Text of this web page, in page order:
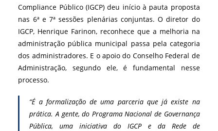
Compliance Público (IGCP) deu início à pauta proposta
nas 6ª e 7ª sessões plenárias conjuntas. O diretor do
IGCP, Henrique Farinon, reconhece que a melhoria na
administração pública municipal passa pela categoria
dos administradores. E o apoio do Conselho Federal de
Administração, segundo ele, é fundamental nesse
processo.
“É a formalização de uma parceria que já existe na
prática. A gente, do Programa Nacional de Governança
Pública, uma iniciativa do IGCP e da Rede de